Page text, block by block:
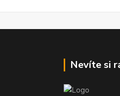
Nevíte si